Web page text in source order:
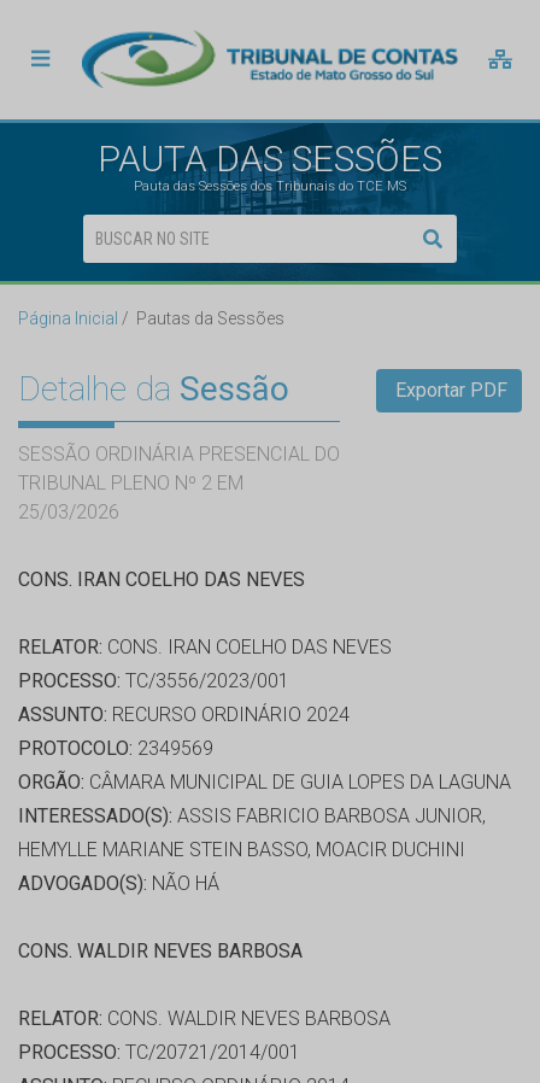
PAUTA DAS SESSÕES
Pauta das Sessões dos Tribunais do TCE MS
Página Inicial Pautas da Sessões
Detalhe da Sessão
SESSÃO ORDINÁRIA PRESENCIAL DO
TRIBUNAL PLENO Nº 2 EM
25/03/2026
Exportar PDF
CONS. IRAN COELHO DAS NEVES
RELATOR: CONS. IRAN COELHO DAS NEVES
PROCESSO: TC/3556/2023/001
ASSUNTO: RECURSO ORDINÁRIO 2024
PROTOCOLO: 2349569
ORGÃO: CÂMARA MUNICIPAL DE GUIA LOPES DA LAGUNA
INTERESSADO(S): ASSIS FABRICIO BARBOSA JUNIOR,
HEMYLLE MARIANE STEIN BASSO, MOACIR DUCHINI
ADVOGADO(S): NÃO HÁ
CONS. WALDIR NEVES BARBOSA
RELATOR: CONS. WALDIR NEVES BARBOSA
PROCESSO: TC/20721/2014/001